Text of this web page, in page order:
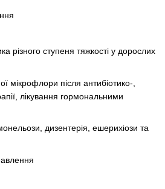
різного ступеня тяжкості у дорослих
мікрофлори після антибіотико-,
лікування гормональними
дизентерія, ешерихіози та